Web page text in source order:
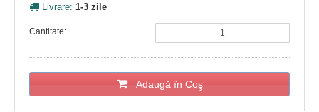
Livrare: 1-3 zile
Cantitate:
Adaugă în Coş